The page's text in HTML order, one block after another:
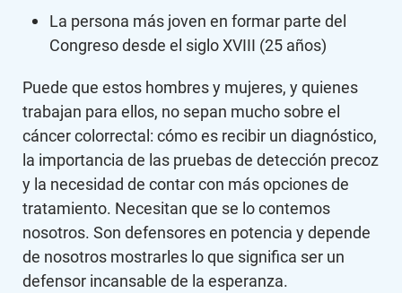
La persona más joven en formar parte del
Congreso desde el siglo XVIII (25 años)
Puede que estos hombres y mujeres, y quienes
trabajan para ellos, no sepan mucho sobre el
cáncer colorrectal: cómo es recibir un diagnóstico,
la importancia de las pruebas de detección precoz
y la necesidad de contar con más opciones de
tratamiento. Necesitan que se lo contemos
nosotros. Son defensores en potencia y depende
de nosotros mostrarles lo que significa ser un
defensor incansable de la esperanza.